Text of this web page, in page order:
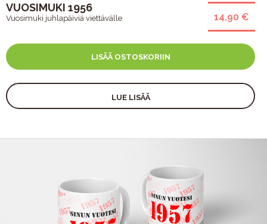
14,90 €
VUOSIMUKI 1956
Vuosimuki juhlapäiviä viettävälle
LISÄÄ OSTOSKORIIN
LUE LISÄÄ